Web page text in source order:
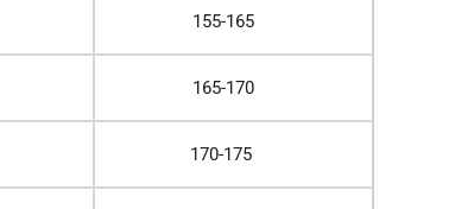
155-165
165-170
170-175